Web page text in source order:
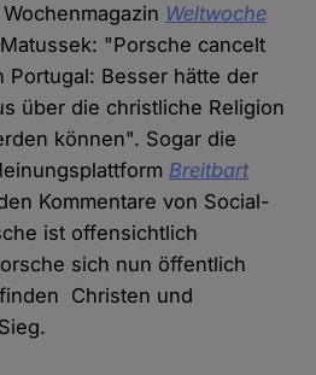
Weltwoche
"Porsche cancelt
Portugal: Besser hätte der
über die christliche Religion
können". Sogar die
Breitbart
Kommentare von Social-
ist offensichtlich
sich nun öffentlich
Christen und